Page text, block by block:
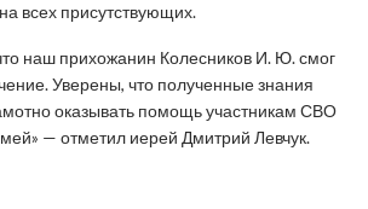
на всех присутствующих.
наш прихожанин Колесников И. Ю. смог
Уверены, что полученные знания
оказывать помощь участникам СВО
— отметил иерей Дмитрий Левчук.